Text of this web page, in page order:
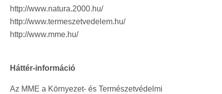
http://www.natura.2000.hu/
http://www.termeszetvedelem.hu/
http://www.mme.hu/
Háttér-információ
Az MME a Környezet- és Természetvédelmi